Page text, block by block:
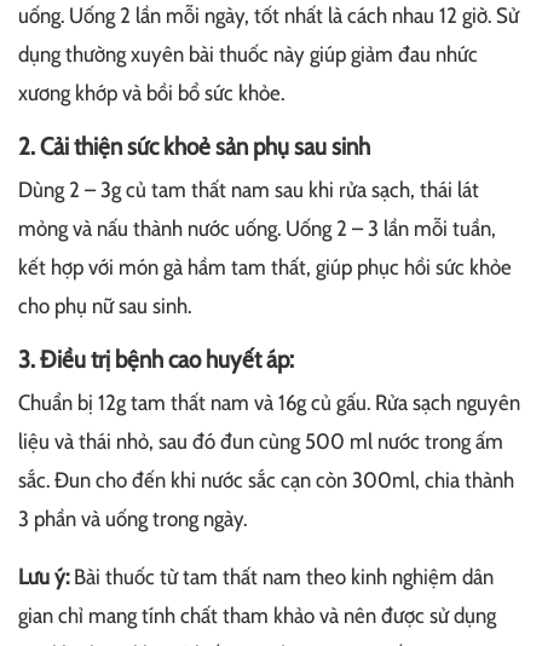
uống. Uống 2 lần mỗi ngày, tốt nhất là cách nhau 12 giờ. Sử
dụng thường xuyên bài thuốc này giúp giảm đau nhức
xương khớp và bồi bổ sức khỏe.
2. Cải thiện sức khoẻ sản phụ sau sinh
Dùng 2 – 3g củ tam thất nam sau khi rửa sạch, thái lát
mỏng và nấu thành nước uống. Uống 2 – 3 lần mỗi tuần,
kết hợp với món gà hầm tam thất, giúp phục hồi sức khỏe
cho phụ nữ sau sinh.
3. Điều trị bệnh cao huyết áp:
Chuẩn bị 12g tam thất nam và 16g củ gấu. Rửa sạch nguyên
liệu và thái nhỏ, sau đó đun cùng 500 ml nước trong ấm
sắc. Đun cho đến khi nước sắc cạn còn 300ml, chia thành
3 phần và uống trong ngày.
Lưu ý:Bài thuốc từ tam thất nam theo kinh nghiệm dân
gian chỉ mang tính chất tham khảo và nên được sử dụng